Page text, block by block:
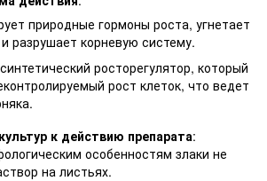
природные гормоны роста, угнетает
разрушает корневую систему.
росторегулятор, который
рост клеток, что ведет
к действию препарата:
особенностям злаки не
на листьях.